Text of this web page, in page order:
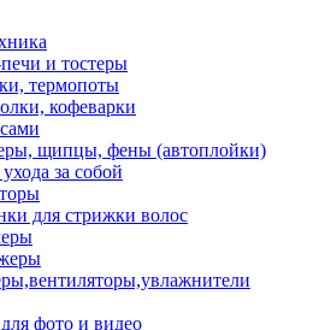
и тостеры
термопоты
кофеварки
щипцы, фены (автоплойки)
за собой
для стрижки волос
фото и видео